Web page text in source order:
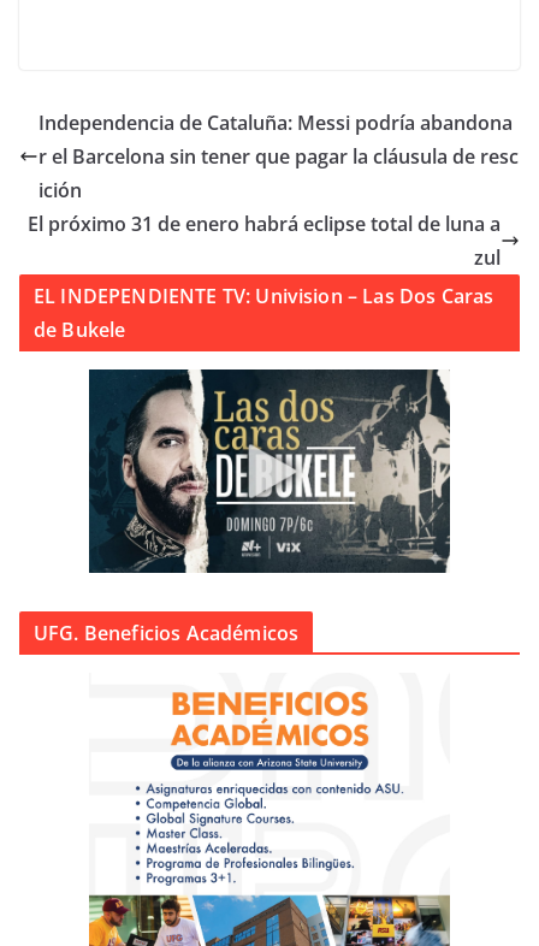
Independencia de Cataluña: Messi podría abandona
r el Barcelona sin tener que pagar la cláusula de resc
ición
El próximo 31 de enero habrá eclipse total de luna a
zul
EL INDEPENDIENTE TV: Univision – Las Dos Caras
de Bukele
UFG. Beneficios Académicos